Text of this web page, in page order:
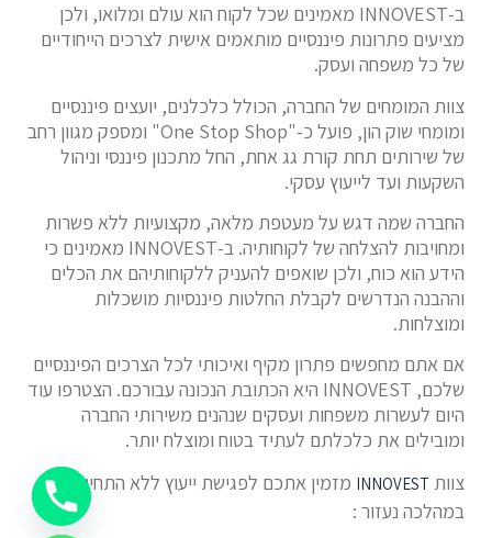
ב-INNOVEST מאמינים שכל לקוח הוא עולם ומלואו, ולכן
מציעים פתרונות פיננסיים מותאמים אישית לצרכים הייחודיים
של כל משפחה ועסק.
צוות המומחים של החברה, הכולל כלכלנים, יועצים פיננסיים
ומומחי שוק הון, פועל כ-"One Stop Shop" ומספק מגוון רחב
של שירותים תחת קורת גג אחת, החל מתכנון פיננסי וניהול
השקעות ועד לייעוץ עסקי.
החברה שמה דגש על מעטפת מלאה, מקצועיות ללא פשרות
ומחויבות להצלחה של לקוחותיה. ב-INNOVEST מאמינים כי
הידע הוא כוח, ולכן שואפים להעניק ללקוחותיהם את הכלים
וההבנה הנדרשים לקבלת החלטות פיננסיות מושכלות
ומוצלחות.
אם אתם מחפשים פתרון מקיף ואיכותי לכל הצרכים הפיננסיים
שלכם, INNOVEST היא הכתובת הנכונה עבורכם. הצטרפו עוד
היום לעשרות משפחות ועסקים שנהנים משירותי החברה
ומובילים את כלכלתם לעתיד בטוח ומוצלח יותר.
צוות INNOVEST מזמין אתכם לפגישת ייעוץ ללא התחייבות,
במהלכה נעזור :